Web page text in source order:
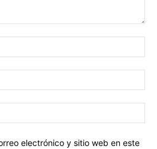
electrónico y sitio web en este